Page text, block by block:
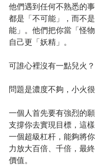
他們遇到任何不熟悉的
都是「不可能」，而不
能」。他們把你當「怪
自己更「妖精」。
可誰心裡沒有一點兒火？
問題是濃度不夠，小火很
一個人首先要有強烈的
支撐你去實現目標，這
一個超級杠杆，能夠將
力放大百倍、千倍，最
價值。